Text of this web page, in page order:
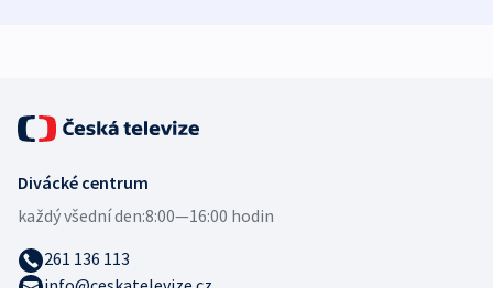
Divácké centrum
každý všední den:8:00—16:00 hodin
261 136 113